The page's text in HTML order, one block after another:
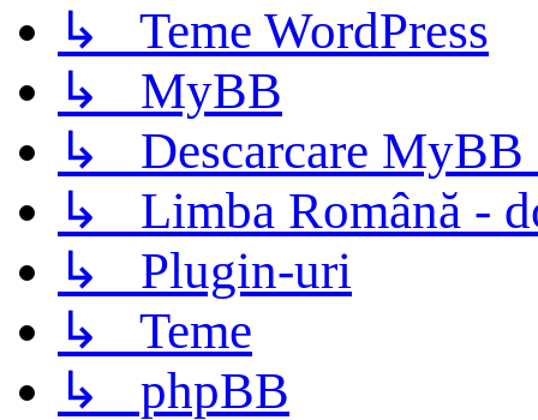
↳ Teme WordPress
↳ MyBB
↳ Descarcare MyBB
↳ Limba Română -
↳ Plugin-uri
↳ Teme
↳ phpBB